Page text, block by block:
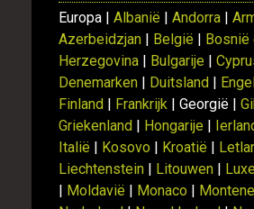
Europa | Albanië | Andorra |
Azerbeidzjan | België | Bosnië
Herzegovina | Bulgarije |
Denemarken | Duitsland |
Finland | Frankrijk | Georgië |
Griekenland | Hongarije |
Italië | Kosovo | Kroatië |
Liechtenstein | Litouwen |
| Moldavië | Monaco |